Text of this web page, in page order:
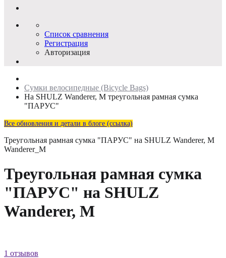
Список сравнения
Регистрация
Авторизация
Сумки велосипедные (Bicycle Bags)
На SHULZ Wanderer, M треугольная рамная сумка
"ПАРУС"
Все обновления и детали в блоге (ссылка)
Треугольная рамная сумка "ПАРУС" на SHULZ Wanderer, M
Wanderer_M
Треугольная рамная сумка
"ПАРУС" на SHULZ
Wanderer, M
1 отзывов